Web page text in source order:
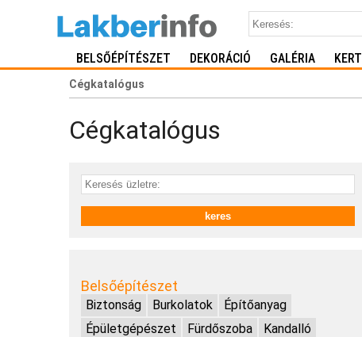
BELSŐÉPÍTÉSZET DEKORÁCIÓ GALÉRIA KERT
Cégkatalógus
Cégkatalógus
Belsőépítészet
Biztonság Burkolatok
Építőanyag
Épületgépészet
Fürdőszoba
Kandalló